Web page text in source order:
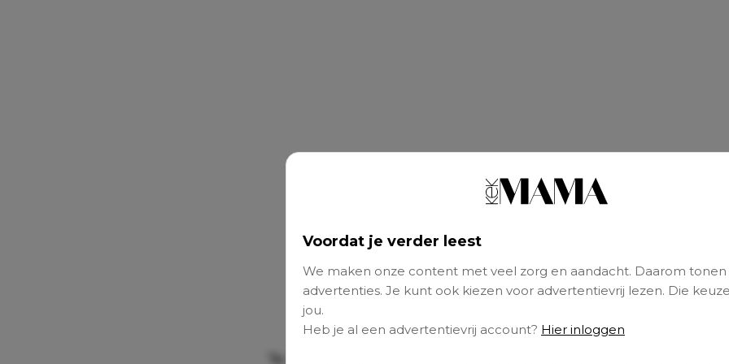
Voordat je verder leest
We maken onze content met veel zorg en aandacht. Daarom tonen
advertenties. Je kunt ook kiezen voor advertentievrij lezen. Die
jou.
Heb je al een advertentievrij account? Hier inloggen
‘Ik ben ZWANGER’, schrijft ze onder de foto. Het is het